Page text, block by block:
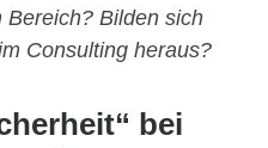
Bereich? Bilden sich
Consulting heraus?
bei